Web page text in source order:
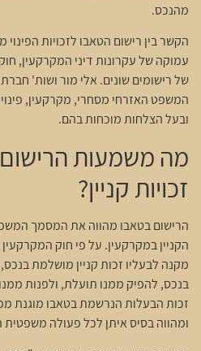
מהנכס.
הקשר בין רישום הטאבו לזכויות
עמוקה של עקרונות דיני המקרקעין,
של רישומים שונים. אלי מור ושות' חברת
המשפט האזרחי מסחרי, מקרקעין,
ובעל הצלחות מוכחות בהם.
מה משמעות
זכויות קניין?
הרישום בטאבו מהווה את המסמך
הקניין במקרקעין. על פי חוק
מקנה לבעליו זכות קניין מושלמת
בנכס, להפיק ממנו תועלת, ולפנות
זכות הבעלות הנרשמת בטאבו מוגנת
ומהווה בסיס איתן לכל פעולה משפטית